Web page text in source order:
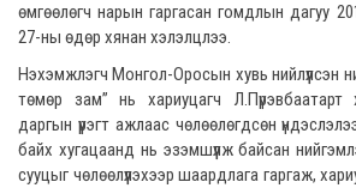
өмгөөлөгч нарын гаргасан гомдлын дагуу
27-ны өдөр хянан хэлэлцлээ.
Нэхэмжлэгч Монгол-Оросын хувь нийлүүлсэн
төмөр зам” нь хариуцагч Л.Пүрэвбаатарт
даргын үүрэгт ажлаас чөлөөлөгдсөн
байх хугацаанд нь эзэмшүүлж байсан
сууцыг чөлөөлүүлэхээр шаардлага гаргаж,